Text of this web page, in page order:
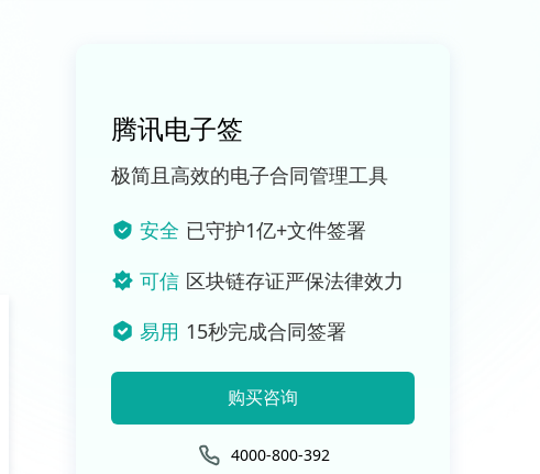
腾讯电子签
极简且高效的电子合同管理工具
安全 已守护1亿+文件签署
可信 区块链存证严保法律效力
易用 15秒完成合同签署
购买咨询
4000-800-392